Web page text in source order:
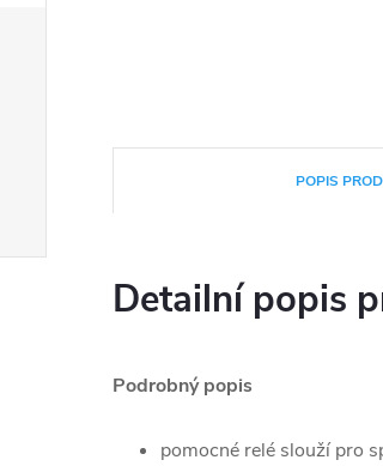
POPIS
Detailní popis
Podrobný popis
pomocné relé slouží pro